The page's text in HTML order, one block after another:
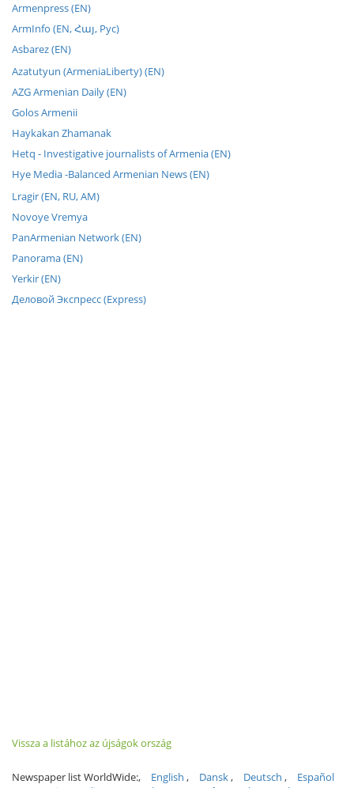
Armenpress (EN)
ArmInfo (EN, Հայ, Рус)
Asbarez (EN)
Azatutyun (ArmeniaLiberty) (EN)
AZG Armenian Daily (EN)
Golos Armenii
Haykakan Zhamanak
Hetq - Investigative journalists of Armenia (EN)
Hye Media -Balanced Armenian News (EN)
Lragir (EN, RU, AM)
Novoye Vremya
PanArmenian Network (EN)
Panorama (EN)
Yerkir (EN)
Деловой Экспресс (Express)
Vissza a listához az újságok ország
Newspaper list WorldWide: English Dansk Deutsch
Español